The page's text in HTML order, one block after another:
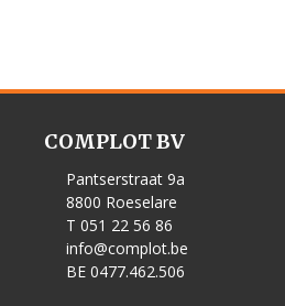
COMPLOT BV
Pantserstraat 9a
8800 Roeselare
T 051 22 56 86
info@complot.be
BE 0477.462.506